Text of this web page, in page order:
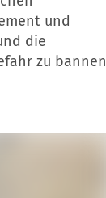
und
die
zu bannen